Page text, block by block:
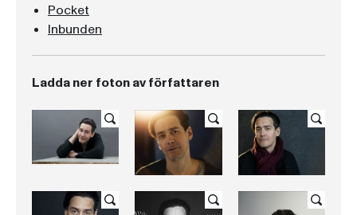
Pocket
Inbunden
Ladda ner foton av författaren